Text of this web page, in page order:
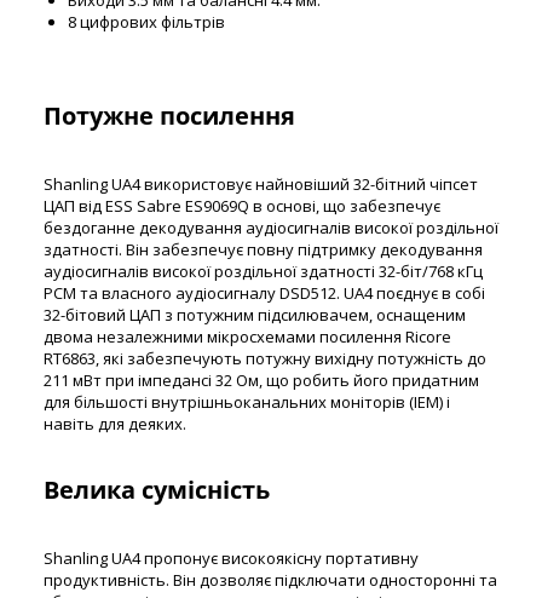
8 цифрових фільтрів
Потужне посилення
Shanling UA4 використовує найновіший 32-бітний чіпсет
ЦАП від ESS Sabre ES9069Q в основі, що забезпечує
бездоганне декодування аудіосигналів високої роздільної
здатності. Він забезпечує повну підтримку декодування
аудіосигналів високої роздільної здатності 32-біт/768 кГц
PCM та власного аудіосигналу DSD512. UA4 поєднує в собі
32-бітовий ЦАП з потужним підсилювачем, оснащеним
двома незалежними мікросхемами посилення Ricore
RT6863, які забезпечують потужну вихідну потужність до
211 мВт при імпедансі 32 Ом, що робить його придатним
для більшості внутрішньоканальних моніторів (IEM) і
навіть для деяких.
Велика сумісність
Shanling UA4 пропонує високоякісну портативну
продуктивність. Він дозволяє підключати односторонні та